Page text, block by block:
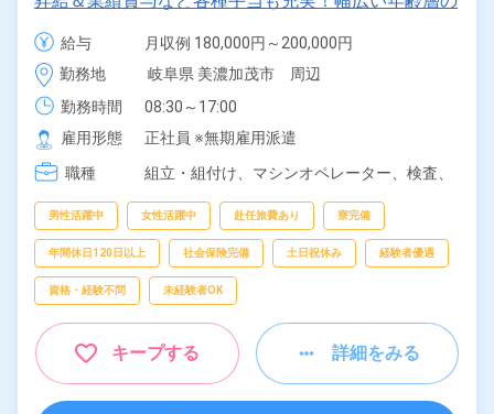
男女活躍中！《岐阜県可児市》
給与
月収例 180,000円～200,000円
給与 168,600円～168,600円
勤務地
岐阜県 美濃加茂市　周辺
勤務時間
08:30～17:00
雇用形態
正社員 ※無期雇用派遣
職種
組立・組付け、 マシンオペレーター、 検査、
男性活躍中 女性活躍中 赴任旅費あり 寮完備
年間休日120日以上 社会保険完備 土日祝休み 経験者優遇
資格・経験不問 未経験者OK
キープする 詳細をみる